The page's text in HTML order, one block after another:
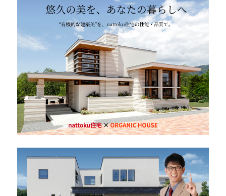
最響の家
Groovin’
nattoku住宅25周年記念モデル
Glass Arts
Blue Style
キママプラス
納得リフォームスタジオ nattoku リノベ